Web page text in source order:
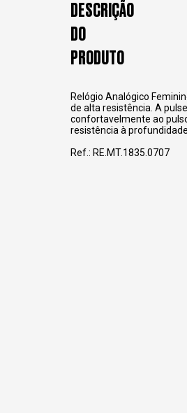
DESCRIÇÃO
DO
PRODUTO
Relógio Analógico
de alta resistência. A
confortavelmente ao
resistência à
Ref.: RE.MT.1835.0707